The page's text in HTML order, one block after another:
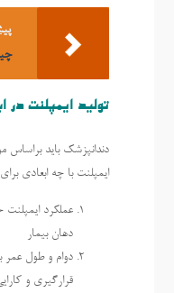
تولید ایمپلنت در
دندانپزشک باید
ایمپلنت با چه ابعادی
عملکرد
دهان بیمار
دوام و طول عمر
قرارگیری و